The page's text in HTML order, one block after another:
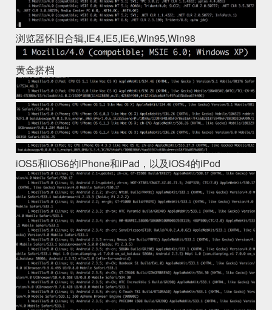
浏览器怀旧合辑,IE4,IE5,IE6,Win95,Win98
黄金搭档
iOS5和iOS6的iPhone和iPad，以及iOS4的iPod